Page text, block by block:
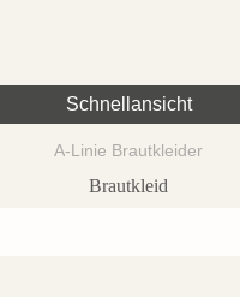
Schnellansicht
A-Linie Brautkleider
Brautkleid